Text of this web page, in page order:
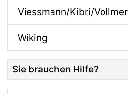
Viessmann/Kibri/Vollmer
Wiking
Sie brauchen Hilfe?